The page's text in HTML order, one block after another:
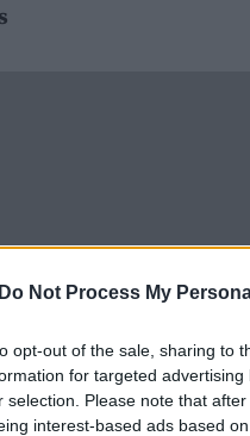
Do Not Process My
opt-out of the sale, sharing to
for targeted
selection. Please note that
interest-based ads based